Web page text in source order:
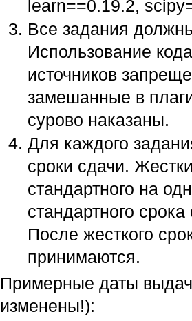
learn==0.19.2,
Все задания
Использование
источников
замешанные в
сурово наказаны.
Для каждого
сроки сдачи.
стандартного на
стандартного
После жесткого
принимаются.
Примерные даты
изменены!):